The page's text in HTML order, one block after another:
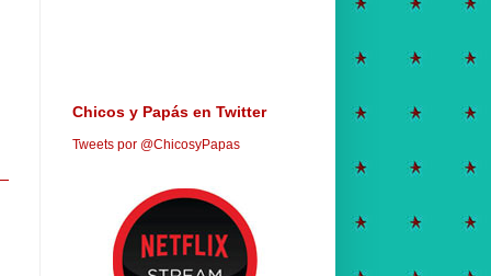
Chicos y Papás en Twitter
Tweets por @ChicosyPapas